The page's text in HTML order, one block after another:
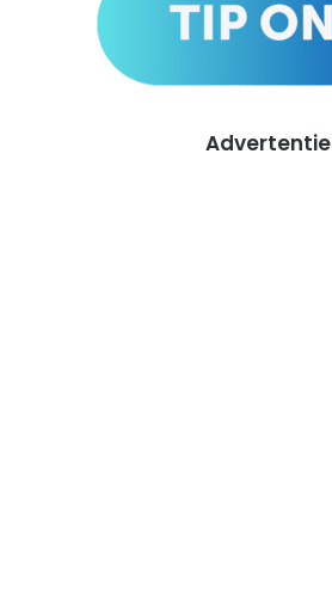
Advertentie